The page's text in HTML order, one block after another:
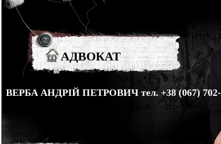
АДВОКАТ
ВЕРБА АНДРІЙ ПЕТРОВИЧ тел. +38 (067) 702-